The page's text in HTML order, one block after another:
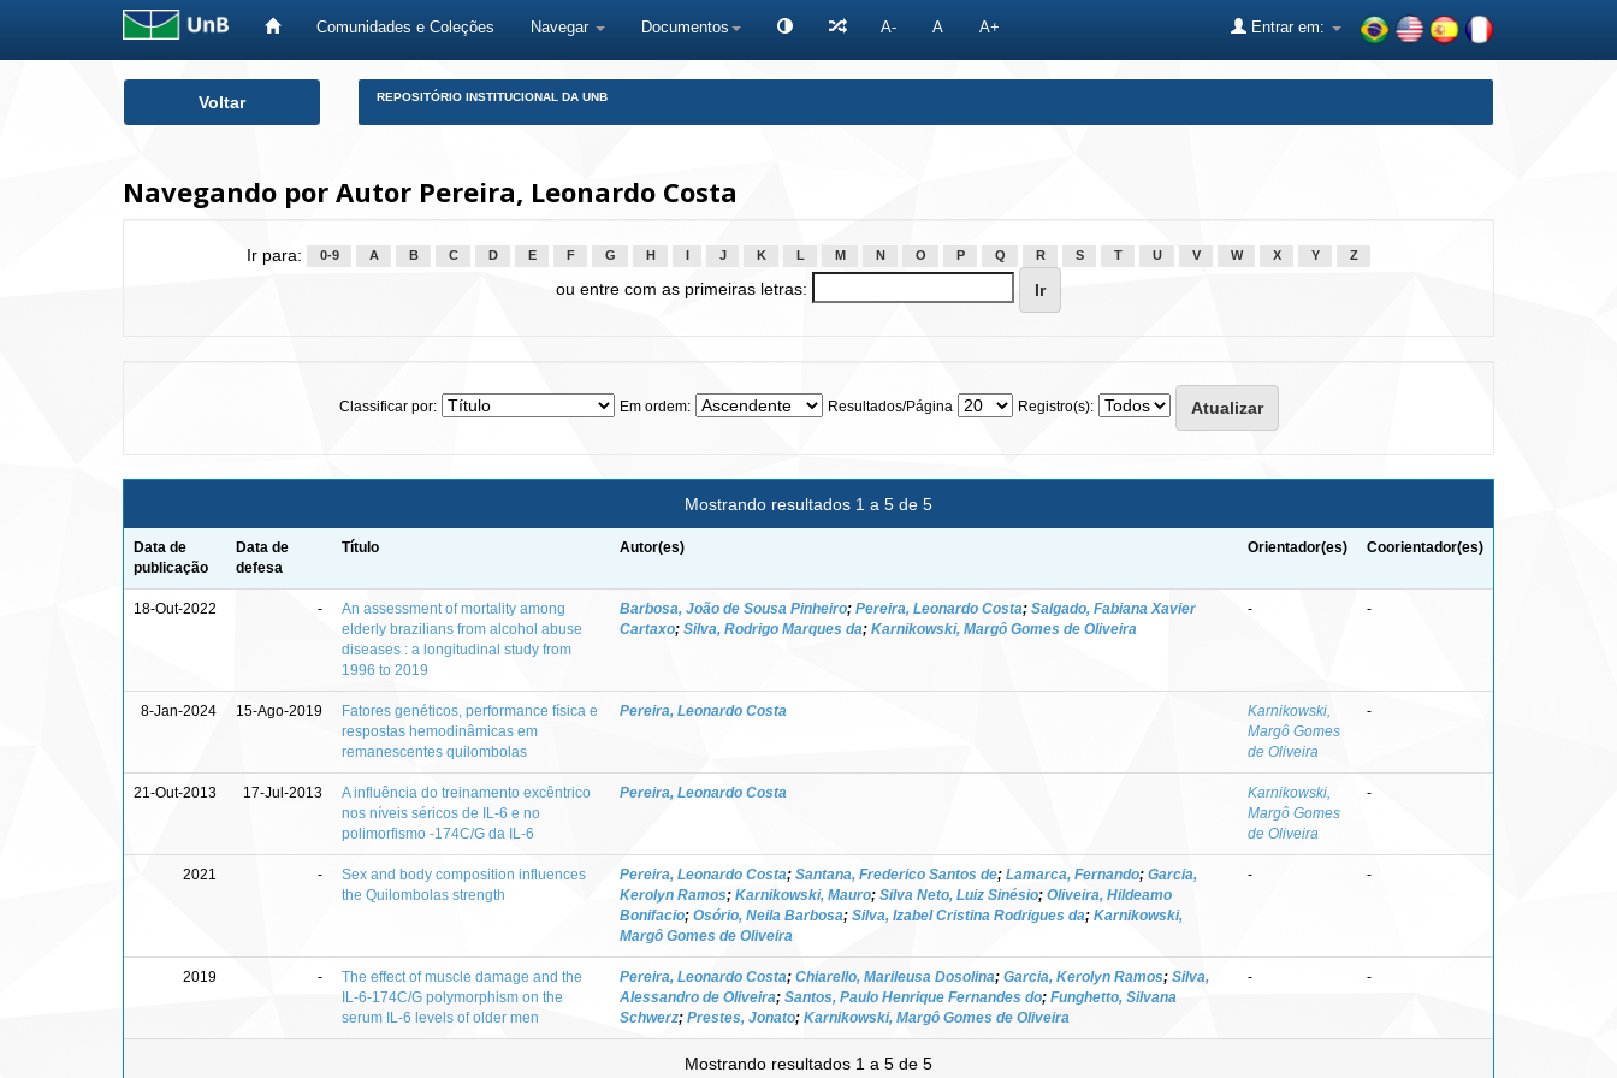
Comunidades e Coleções Navegar Documentos A- A A+ Entrar em:
Voltar REPOSITÓRIO INSTITUCIONAL DA UNB
Navegando por Autor Pereira, Leonardo Costa
Ir para: 0-9 A B C D E F G H J K L M N O P Q R S T U V W X Y Z
ou entre com as primeiras letras:
Classificar por: Em ordem: Resultados/Página Registro(s):
Mostrando resultados 1 a 5 de 5
Data de
publicação
Data de
defesa
Título Autor(es) Orientador(es) Coorientador(es)
18-Out-2022 -
An assessment of mortality among
elderly brazilians from alcohol abuse
diseases : a longitudinal study from
1996 to 2019
Barbosa, João de Sousa Pinheiro; Pereira, Leonardo Costa; Salgado, Fabiana Xavier
Cartaxo; Silva, Rodrigo Marques da; Karnikowski, Margô Gomes de Oliveira
- -
8-Jan-2024 15-Ago-2019
Fatores genéticos, performance física e
respostas hemodinâmicas em
remanescentes quilombolas
Pereira, Leonardo Costa
Karnikowski,
Margô Gomes
de Oliveira
-
21-Out-2013 17-Jul-2013
A influência do treinamento excêntrico
nos níveis séricos de IL-6 e no
polimorfismo -174C/G da IL-6
Pereira, Leonardo Costa
Karnikowski,
Margô Gomes
de Oliveira
-
2021 -
Sex and body composition influences
the Quilombolas strength
Pereira, Leonardo Costa; Santana, Frederico Santos de; Lamarca, Fernando; Garcia,
Kerolyn Ramos; Karnikowski, Mauro; Silva Neto, Luiz Sinésio; Oliveira, Hildeamo
Bonifacio; Osório, Neila Barbosa; Silva, Izabel Cristina Rodrigues da; Karnikowski,
Margô Gomes de Oliveira
- -
2019 -
The effect of muscle damage and the
IL-6-174C/G polymorphism on the
serum IL-6 levels of older men
Pereira, Leonardo Costa; Chiarello, Marileusa Dosolina; Garcia, Kerolyn Ramos; Silva,
Alessandro de Oliveira; Santos, Paulo Henrique Fernandes do; Funghetto, Silvana
Schwerz; Prestes, Jonato; Karnikowski, Margô Gomes de Oliveira
- -
Mostrando resultados 1 a 5 de 5